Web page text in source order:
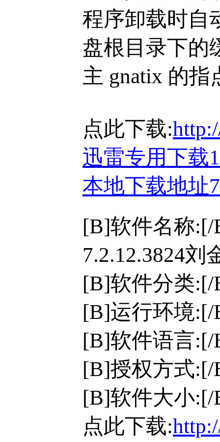
程序卸载时自
盘根目录下的
主 gnatix 的
点此下载:
迅雷专用下载
本地下载地址
[B]软件名称
7.2.12.3824刘
[B]软件分类
[B]运行环境:[/
[B]软件语言
[B]授权方式
[B]软件大小:[/
点此下载: